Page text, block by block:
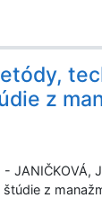
z
- JANIČKOVÁ,
z